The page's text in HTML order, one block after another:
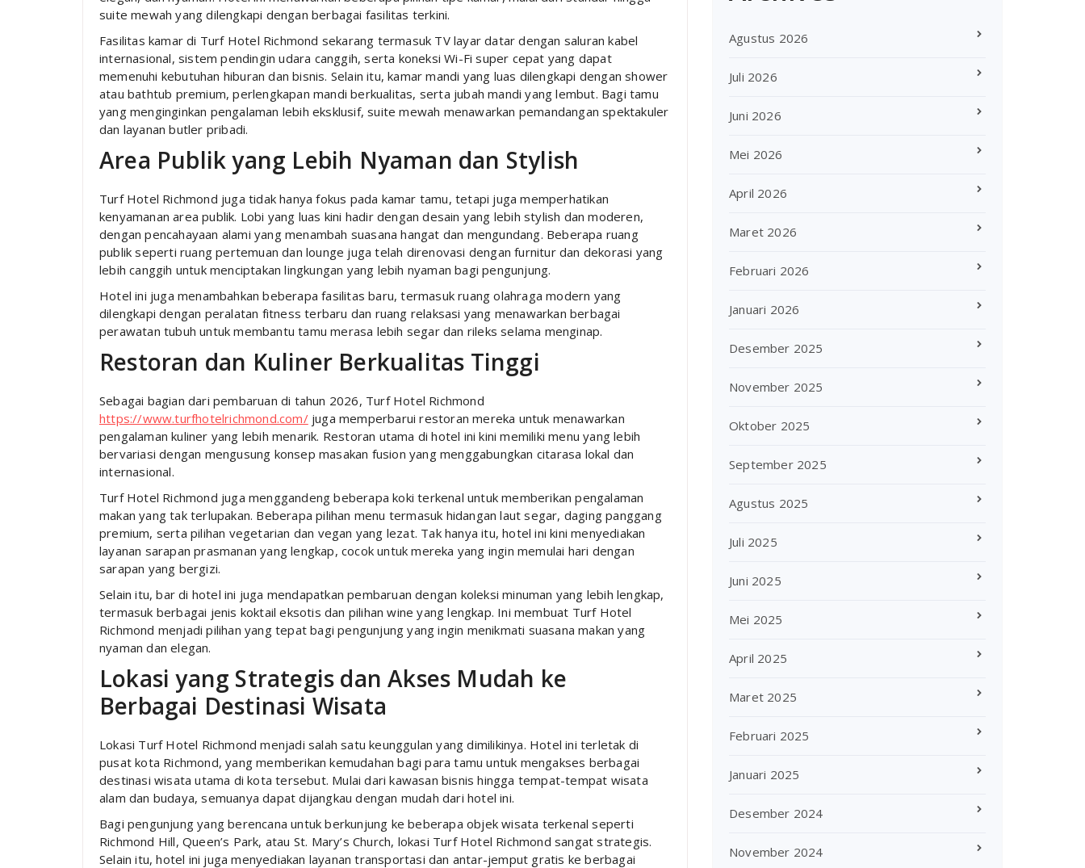
suite mewah yang dilengkapi dengan berbagai fasilitas terkini.
Fasilitas kamar di Turf Hotel Richmond sekarang termasuk TV layar datar dengan saluran kabel
internasional, sistem pendingin udara canggih, serta koneksi Wi-Fi super cepat yang dapat
memenuhi kebutuhan hiburan dan bisnis. Selain itu, kamar mandi yang luas dilengkapi dengan shower
atau bathtub premium, perlengkapan mandi berkualitas, serta jubah mandi yang lembut. Bagi tamu
yang menginginkan pengalaman lebih eksklusif, suite mewah menawarkan pemandangan spektakuler
dan layanan butler pribadi.
Area Publik yang Lebih Nyaman dan Stylish
Turf Hotel Richmond juga tidak hanya fokus pada kamar tamu, tetapi juga memperhatikan
kenyamanan area publik. Lobi yang luas kini hadir dengan desain yang lebih stylish dan moderen,
dengan pencahayaan alami yang menambah suasana hangat dan mengundang. Beberapa ruang
publik seperti ruang pertemuan dan lounge juga telah direnovasi dengan furnitur dan dekorasi yang
lebih canggih untuk menciptakan lingkungan yang lebih nyaman bagi pengunjung.
Hotel ini juga menambahkan beberapa fasilitas baru, termasuk ruang olahraga modern yang
dilengkapi dengan peralatan fitness terbaru dan ruang relaksasi yang menawarkan berbagai
perawatan tubuh untuk membantu tamu merasa lebih segar dan rileks selama menginap.
Restoran dan Kuliner Berkualitas Tinggi
Sebagai bagian dari pembaruan di tahun 2026, Turf Hotel Richmond
https://www.turfhotelrichmond.com/juga memperbarui restoran mereka untuk menawarkan
pengalaman kuliner yang lebih menarik. Restoran utama di hotel ini kini memiliki menu yang lebih
bervariasi dengan mengusung konsep masakan fusion yang menggabungkan citarasa lokal dan
internasional.
Turf Hotel Richmond juga menggandeng beberapa koki terkenal untuk memberikan pengalaman
makan yang tak terlupakan. Beberapa pilihan menu termasuk hidangan laut segar, daging panggang
premium, serta pilihan vegetarian dan vegan yang lezat. Tak hanya itu, hotel ini kini menyediakan
layanan sarapan prasmanan yang lengkap, cocok untuk mereka yang ingin memulai hari dengan
sarapan yang bergizi.
Selain itu, bar di hotel ini juga mendapatkan pembaruan dengan koleksi minuman yang lebih lengkap,
termasuk berbagai jenis koktail eksotis dan pilihan wine yang lengkap. Ini membuat Turf Hotel
Richmond menjadi pilihan yang tepat bagi pengunjung yang ingin menikmati suasana makan yang
nyaman dan elegan.
Lokasi yang Strategis dan Akses Mudah ke
Berbagai Destinasi Wisata
Lokasi Turf Hotel Richmond menjadi salah satu keunggulan yang dimilikinya. Hotel ini terletak di
pusat kota Richmond, yang memberikan kemudahan bagi para tamu untuk mengakses berbagai
destinasi wisata utama di kota tersebut. Mulai dari kawasan bisnis hingga tempat-tempat wisata
alam dan budaya, semuanya dapat dijangkau dengan mudah dari hotel ini.
Bagi pengunjung yang berencana untuk berkunjung ke beberapa objek wisata terkenal seperti
Richmond Hill, Queen’s Park, atau St. Mary’s Church, lokasi Turf Hotel Richmond sangat strategis.
Selain itu, hotel ini juga menyediakan layanan transportasi dan antar-jemput gratis ke berbagai
Agustus 2026
Juli 2026
Juni 2026
Mei 2026
April 2026
Maret 2026
Februari 2026
Januari 2026
Desember 2025
November 2025
Oktober 2025
September 2025
Agustus 2025
Juli 2025
Juni 2025
Mei 2025
April 2025
Maret 2025
Februari 2025
Januari 2025
Desember 2024
November 2024